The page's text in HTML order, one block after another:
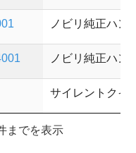
ノビリ純正ハン
ノビリ純正ハ
サイレントクイ
までを表示